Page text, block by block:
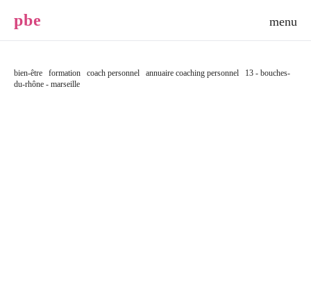
pbe
bien-être formation coach personnel annuaire coaching personnel
13 - bouches-
du-rhône - marseille